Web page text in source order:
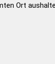
Ort